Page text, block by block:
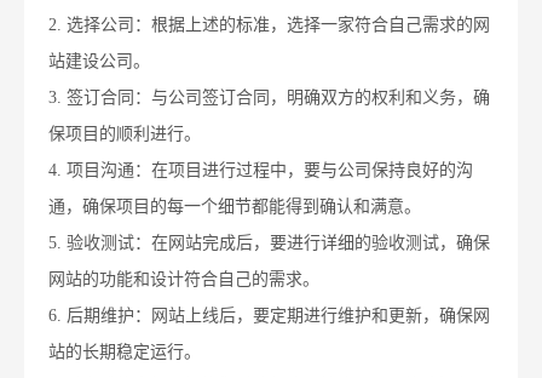
2. 选择公司：根据上述的标准，选择一家符合自己需求的网
站建设公司。
3. 签订合同：与公司签订合同，明确双方的权利和义务，确
保项目的顺利进行。
4. 项目沟通：在项目进行过程中，要与公司保持良好的沟
通，确保项目的每一个细节都能得到确认和满意。
5. 验收测试：在网站完成后，要进行详细的验收测试，确保
网站的功能和设计符合自己的需求。
6. 后期维护：网站上线后，要定期进行维护和更新，确保网
站的长期稳定运行。